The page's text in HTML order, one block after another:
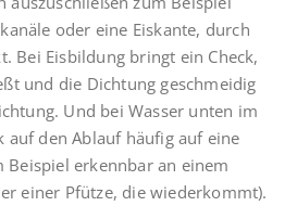
oder eine Eiskante, durch
Bei Eisbildung bringt ein Check,
und die Dichtung geschmeidig
Und bei Wasser unten im
auf den Ablauf häufig auf eine
Beispiel erkennbar an einem
einer Pfütze, die wiederkommt).